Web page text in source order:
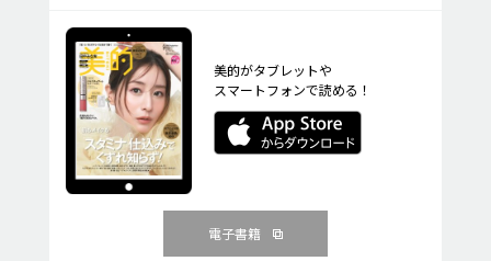
美的がタブレットや
スマートフォンで読める！
電子書籍